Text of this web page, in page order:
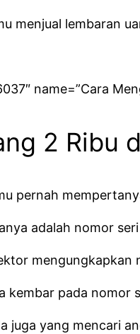
menjual lembaran
name=”Cara
2 Ribu
pernah
adalah nomor
mengungkapkan
kembar pada nomor
juga yang mencari